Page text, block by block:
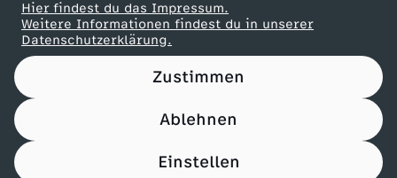
Hier findest du das Impressum.
Weitere Informationen findest du in unserer
Datenschutzerklärung.
Zustimmen
Ablehnen
Einstellen
Filtern
Partner
Nutzungsbedingungen
Impressum